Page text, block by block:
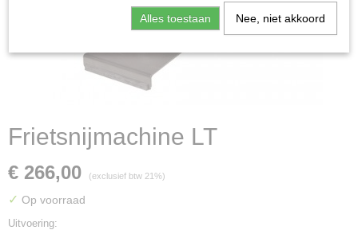
Frietsnijmachine LT
€ 266,00 (exclusief btw 21%)
✓ Op voorraad
Uitvoering:
Alles toestaan Nee, niet akkoord